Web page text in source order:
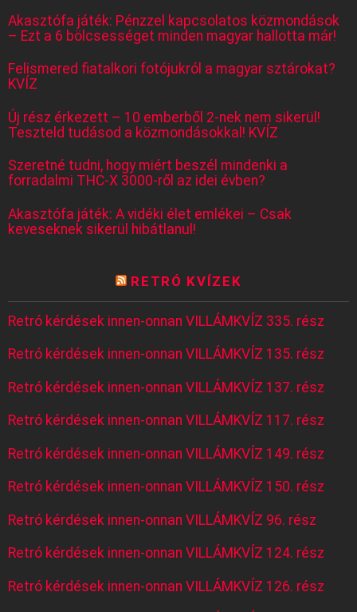
Akasztófa játék: Pénzzel kapcsolatos közmondások
– Ezt a 6 bölcsességet minden magyar hallotta már!
Felismered fiatalkori fotójukról a magyar sztárokat?
KVÍZ
Új rész érkezett – 10 emberből 2-nek nem sikerül!
Teszteld tudásod a közmondásokkal! KVÍZ
Szeretné tudni, hogy miért beszél mindenki a
forradalmi THC-X 3000-ről az idei évben?
Akasztófa játék: A vidéki élet emlékei – Csak
keveseknek sikerül hibátlanul!
RETRÓ KVÍZEK
Retró kérdések innen-onnan VILLÁMKVÍZ 335. rész
Retró kérdések innen-onnan VILLÁMKVÍZ 135. rész
Retró kérdések innen-onnan VILLÁMKVÍZ 137. rész
Retró kérdések innen-onnan VILLÁMKVÍZ 117. rész
Retró kérdések innen-onnan VILLÁMKVÍZ 149. rész
Retró kérdések innen-onnan VILLÁMKVÍZ 150. rész
Retró kérdések innen-onnan VILLÁMKVÍZ 96. rész
Retró kérdések innen-onnan VILLÁMKVÍZ 124. rész
Retró kérdések innen-onnan VILLÁMKVÍZ 126. rész